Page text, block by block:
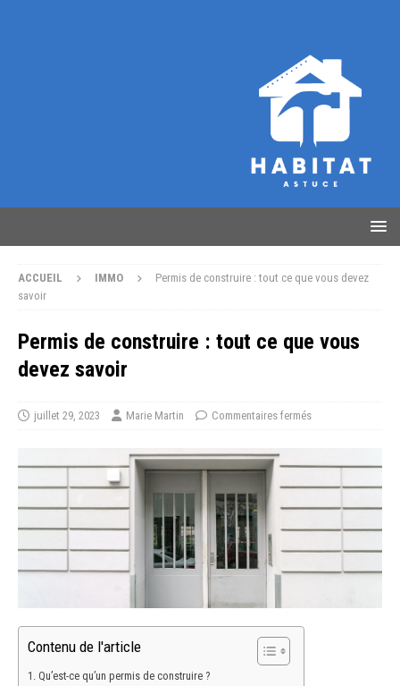
ACCUEIL IMMO
Permis de construire : tout ce que vous devez
savoir
Permis de construire : tout ce que vous
devez savoir
juillet 29, 2023 Marie Martin Commentaires fermés
Contenu de l'article
Qu’est-ce qu’un permis de construire ?